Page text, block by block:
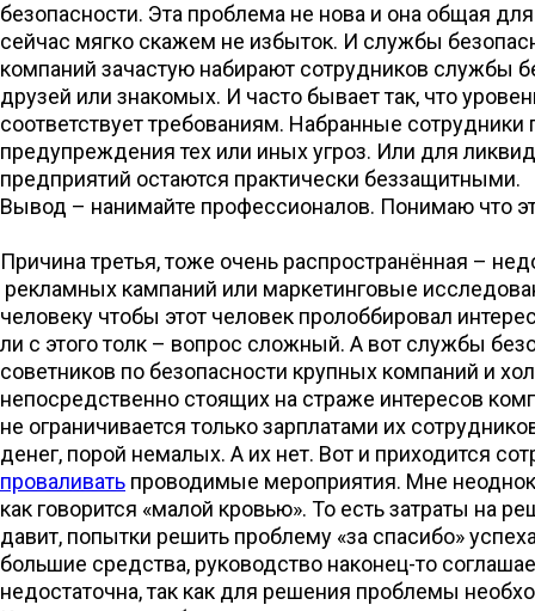
безопасности. Эта проблема не нова и она общая
сейчас мягко скажем не избыток. И службы
компаний зачастую набирают сотрудников службы
друзей или знакомых. И часто бывает так, что
соответствует требованиям. Набранные
предупреждения тех или иных угроз. Или для
предприятий остаются практически беззащитными.
Вывод – нанимайте профессионалов. Понимаю что
Причина третья, тоже очень распространённая –
рекламных кампаний или маркетинговые
человеку чтобы этот человек пролоббировал
ли с этого толк – вопрос сложный. А вот службы
советников по безопасности крупных компаний и
непосредственно стоящих на страже интересов
не ограничивается только зарплатами их
денег, порой немалых. А их нет. Вот и приходится
проваливать проводимые мероприятия. Мне
как говорится «малой кровью». То есть затраты на
давит, попытки решить проблему «за спасибо»
большие средства, руководство наконец-то
недостаточна, так как для решения проблемы